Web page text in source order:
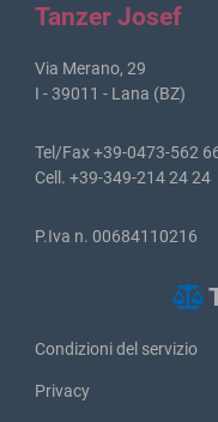
Tanzer Josef
Via Merano, 29
I - 39011 - Lana (BZ)
Tel/Fax +39-0473-562
Cell. +39-349-214 24 24
P.Iva n. 00684110216
Condizioni del servizio
Privacy